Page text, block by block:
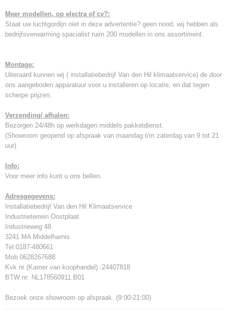
Meer modellen, op electra of cv?:
Staat uw luchtgordijn niet in deze advertentie? geen nood, wij hebben als
bedrijfsverwarming spacialist ruim 200 modellen in ons assortiment.
Montage:
Uiteraard kunnen wij ( installatiebedrijf Van den Hil klimaatservice) de door
ons aangeboden apparatuur voor u installeren op locatie, en dat tegen
scherpe prijzen.
Verzending/ afhalen:
Bezorgen 24/48h op werkdagen middels pakketdienst.
(Showroom geopend op afspraak van maandag t/m zaterdag van 9 tot 21
uur)
Info:
Voor meer info kunt u ons bellen.
Adresgegevens:
Installatiebedrijf Van den Hil Klimaatservice
Industrieterrein Oostplaat
Industrieweg 48
3241 MA Middelharnis
Tel:0187-480661
Mob.0628267688
Kvk nr (Kamer van koophandel) :24407818
BTW nr: NL178560911.B01
Bezoek onze showroom op afspraak. (9:00-21:00)